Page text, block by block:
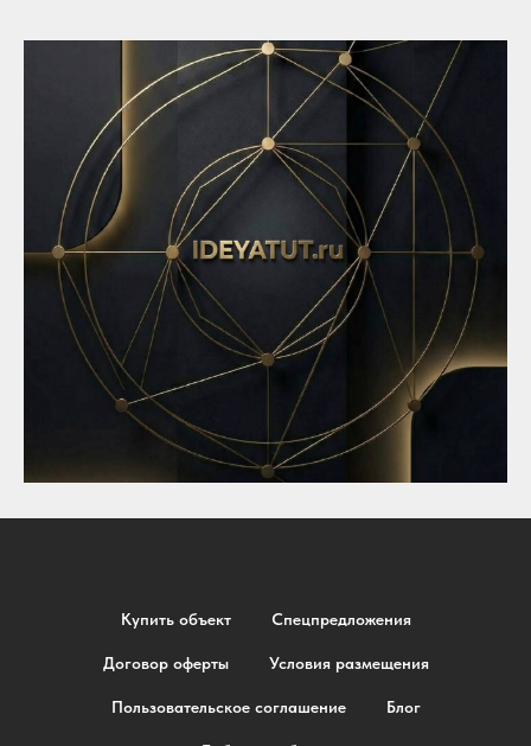
Купить объект Спецпредложения
Договор оферты Условия размещения
Пользовательское соглашение Блог